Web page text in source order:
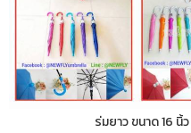
ร่มยาว ขนาด 16 นิ้